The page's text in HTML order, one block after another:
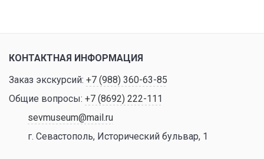
КОНТАКТНАЯ ИНФОРМАЦИЯ
Заказ экскурсий: +7 (988) 360-63-85
Общие вопросы: +7 (8692) 222-111
sevmuseum@mail.ru
г. Севастополь, Исторический бульвар, 1